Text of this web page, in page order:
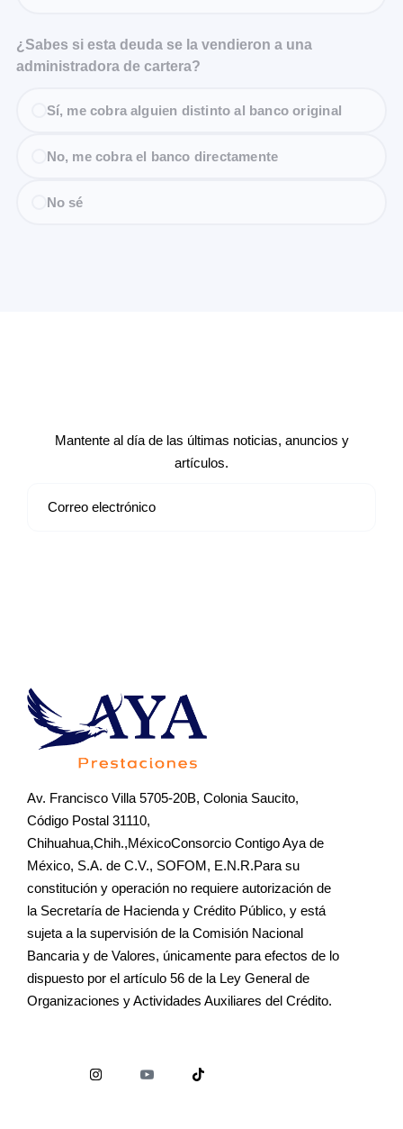
¿Sabes si esta deuda se la vendieron a una
administradora de cartera?
Sí, me cobra alguien distinto al banco original
No, me cobra el banco directamente
No sé
Mantente al día de las últimas noticias, anuncios y
artículos.
Av. Francisco Villa 5705-20B, Colonia Saucito,
Código Postal 31110,
Chihuahua,Chih.,MéxicoConsorcio Contigo Aya de
México, S.A. de C.V., SOFOM, E.N.R.Para su
constitución y operación no requiere autorización de
la Secretaría de Hacienda y Crédito Público, y está
sujeta a la supervisión de la Comisión Nacional
Bancaria y de Valores, únicamente para efectos de lo
dispuesto por el artículo 56 de la Ley General de
Organizaciones y Actividades Auxiliares del Crédito.